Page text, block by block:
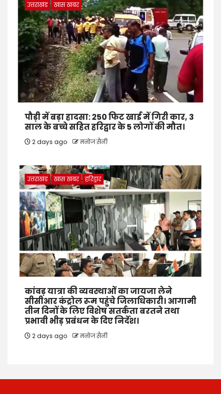
उत्तराखंड खास खबर
पौड़ी में बड़ा हादसा: 250 फिट खाई में गिरी कार, 3
साल के बच्चे सहित हरिद्वार के 5 लोगों की मौत।
2 days ago मनोज सैनी
उत्तराखंड खास खबर हरिद्वार
कांवड़ यात्रा की व्यवस्थाओं का जायजा लेने
सीसीआर कंट्रोल रूम पहुंचे जिलाधिकारी। आगामी
तीन दिनों के लिए विशेष सतर्कता बरतने तथा
प्रभावी भीड़ प्रबंधन के दिए निर्देश।
2 days ago मनोज सैनी